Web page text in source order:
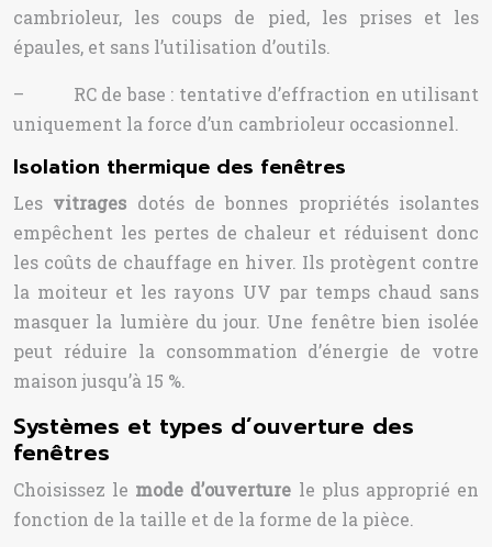
cambrioleur, les coups de pied, les prises et les
épaules, et sans l’utilisation d’outils.
– RC de base : tentative d’effraction en utilisant
uniquement la force d’un cambrioleur occasionnel.
Isolation thermique des fenêtres
Les vitrages dotés de bonnes propriétés isolantes
empêchent les pertes de chaleur et réduisent donc
les coûts de chauffage en hiver. Ils protègent contre
la moiteur et les rayons UV par temps chaud sans
masquer la lumière du jour. Une fenêtre bien isolée
peut réduire la consommation d’énergie de votre
maison jusqu’à 15 %.
Systèmes et types d’ouverture des
fenêtres
Choisissez le mode d’ouverture le plus approprié en
fonction de la taille et de la forme de la pièce.